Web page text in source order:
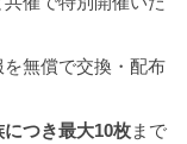
無償で交換・配布
につき最大10枚まで